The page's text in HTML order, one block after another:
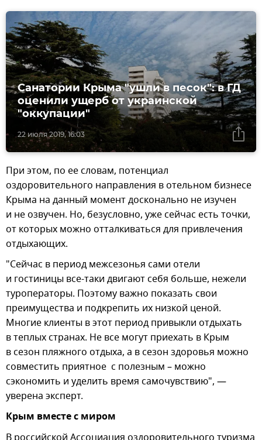
22 июля 2019, 16:03
Санатории Крыма "ушли в песок": в ГД
оценили ущерб от украинской
"оккупации"
При этом, по ее словам, потенциал
оздоровительного направления в отельном бизнесе
Крыма на данный момент досконально не изучен
и не озвучен. Но, безусловно, уже сейчас есть точки,
от которых можно отталкиваться для привлечения
отдыхающих.
"Сейчас в период межсезонья сами отели
и гостиницы все-таки двигают себя больше, нежели
туроператоры. Поэтому важно показать свои
преимущества и подкрепить их низкой ценой.
Многие клиенты в этот период привыкли отдыхать
в теплых странах. Не все могут приехать в Крым
в сезон пляжного отдыха, а в сезон здоровья можно
совместить приятное с полезным – можно
сэкономить и уделить время самочувствию", —
уверена эксперт.
Крым вместе с миром